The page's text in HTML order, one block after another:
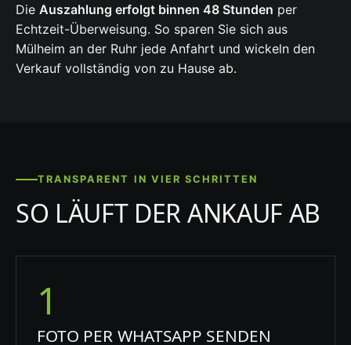
Die Auszahlung erfolgt binnen 48 Stunden per
Echtzeit-Überweisung. So sparen Sie sich aus
Mülheim an der Ruhr jede Anfahrt und wickeln den
Verkauf vollständig von zu Hause ab.
TRANSPARENT IN VIER SCHRITTEN
SO LÄUFT DER ANKAUF AB
1
FOTO PER WHATSAPP SENDEN